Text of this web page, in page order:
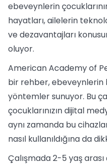
ebeveynlerin
hayatları, ailelerin
ve dezavantajları
oluyor.
American Academy of
bir rehber, ebeveynlerin
yöntemler sunuyor. Bu
çocuklarınızın dijital
aynı zamanda bu
nasıl kullanıldığına da
Çalışmada 2-5 yaş